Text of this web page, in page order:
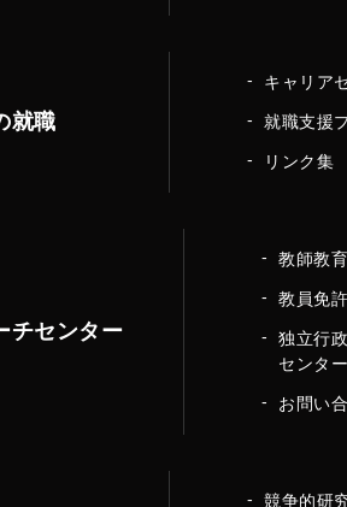
就職
キャリア
就職支援
リンク集
チセンター
教師教
教員免
独立行
センター
お問い
競争的研